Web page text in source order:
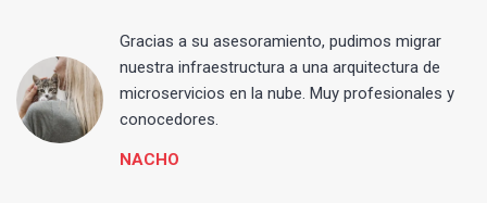
Gracias a su asesoramiento, pudimos migrar
nuestra infraestructura a una arquitectura de
microservicios en la nube. Muy profesionales y
conocedores.
NACHO